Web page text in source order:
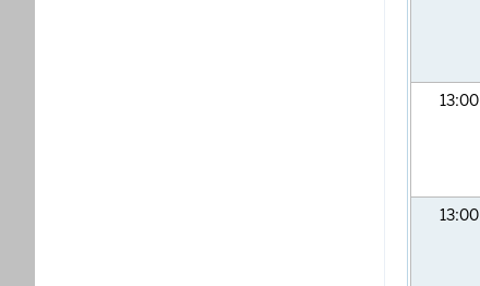
13:00
13:00